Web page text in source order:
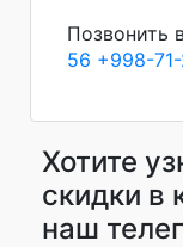
Позвонить
56 +998-
Хотите
скидки в
наш